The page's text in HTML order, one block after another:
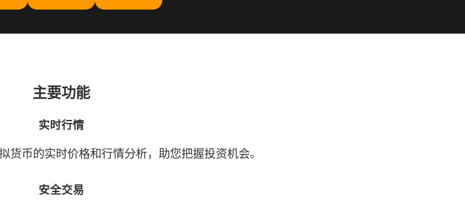
主要功能
实时行情
货币的实时价格和行情分析，助您把握投资机会。
安全交易